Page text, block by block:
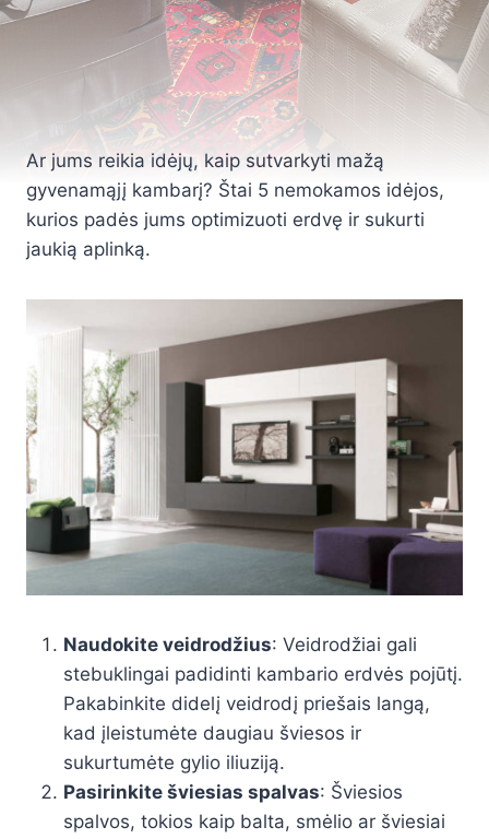
Ar jums reikia idėjų, kaip sutvarkyti mažą
gyvenamąjį kambarį? Štai 5 nemokamos idėjos,
kurios padės jums optimizuoti erdvę ir sukurti
jaukią aplinką.
Naudokite veidrodžius: Veidrodžiai gali
stebuklingai padidinti kambario erdvės pojūtį.
Pakabinkite didelį veidrodį priešais langą,
kad įleistumėte daugiau šviesos ir
sukurtumėte gylio iliuziją.
Pasirinkite šviesias spalvas: Šviesios
spalvos, tokios kaip balta, smėlio ar šviesiai